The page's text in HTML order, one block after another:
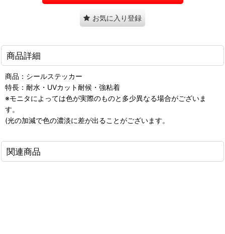
お気に入り登録
商品詳細
商品：シールステッカー
特長：耐水・UVカット耐候・強粘着
※モニタによっては色が実際のものと多少異なる場合がございま
す。
(光の加減で色の濃淡に差が出ることがございます。
関連商品